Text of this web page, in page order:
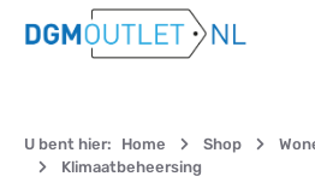
Ga naar de hoofdinhoud
U bent hier: Home Shop
Klimaatbeheersing